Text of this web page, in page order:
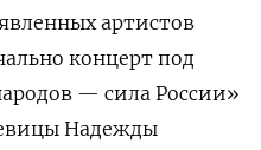
артистов
концерт под
— сила России»
Надежды